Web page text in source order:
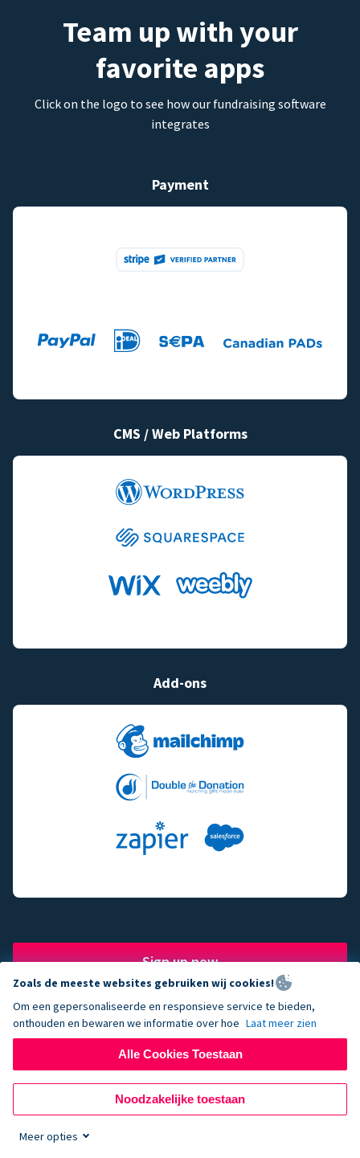
Team up with your
favorite apps
Click on the logo to see how our fundraising software
integrates
Payment
CMS / Web Platforms
Add-ons
Sign up now
The fundraising engine of
choice for successful
Zoals de meeste websites gebruiken wij cookies!
Om een gepersonaliseerde en responsieve service te bieden,
onthouden en bewaren we informatie over hoe Laat meer zien
Alle Cookies Toestaan
Noodzakelijke toestaan
Meer opties